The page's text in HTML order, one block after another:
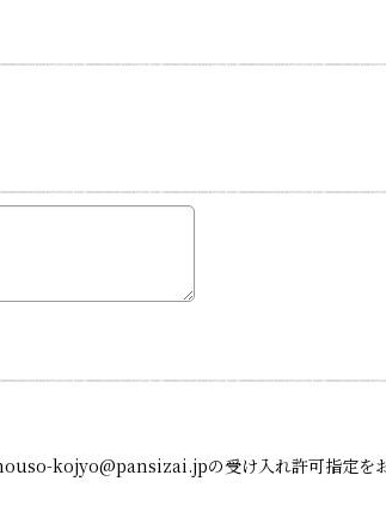
kojyo@pansizai.jpの受け入れ許可指定をお